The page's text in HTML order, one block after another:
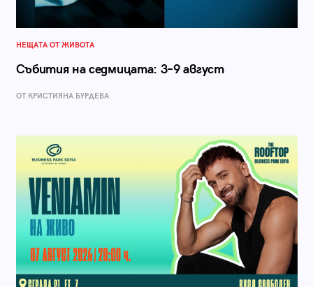
НЕЩАТА ОТ ЖИВОТА
Събития на седмицата: 3–9 август
ОТ КРИСТИЯНА БУРДЕВА